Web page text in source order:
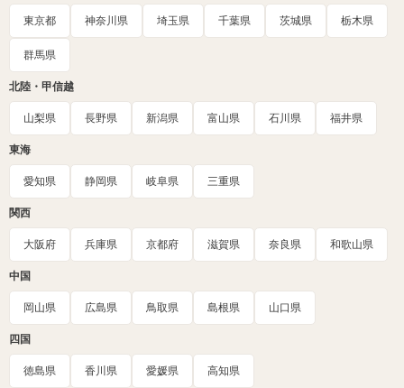
東京都 神奈川県 埼玉県 千葉県 茨城県 栃木県
群馬県
北陸・甲信越
山梨県 長野県 新潟県 富山県 石川県 福井県
東海
愛知県 静岡県 岐阜県 三重県
関西
大阪府 兵庫県 京都府 滋賀県 奈良県 和歌山県
中国
岡山県 広島県 鳥取県 島根県 山口県
四国
徳島県 香川県 愛媛県 高知県